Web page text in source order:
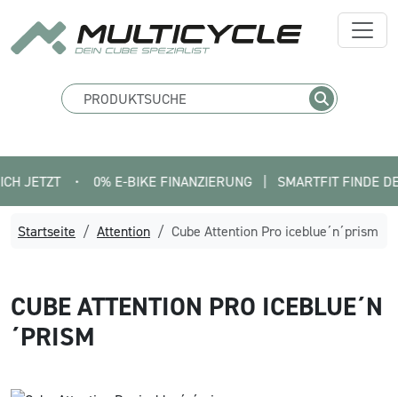
• 0% E-BIKE FINANZIERUNG   |   SMARTFIT FINDE DEIN
Startseite Attention Cube Attention Pro iceblue´n´prism
CUBEATTENTION PRO ICEBLUE´N
´PRISM